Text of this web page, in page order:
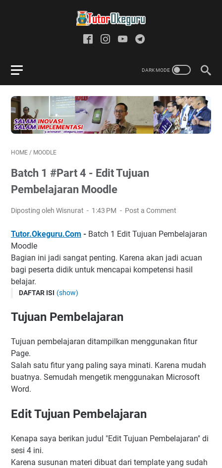
HOME / MOODLE
Batch 1 #Part 4 - Edit Tujuan
Pembelajaran Moodle
Diposting oleh Wisnurat 1:43 PM Post a Comment
Tutor.Okeguru.Com - Batch 1 Edit Tujuan Pembelajaran
Moodle
Bagian ini jadi sangat penting. Karena akan jadi acuan
bagi peserta didik untuk mencapai kompetensi hasil
belajar.
DAFTAR ISI (show)
Edit Tujuan Pembelajaran
Tujuan Pembelajaran
Tujuan pembelajaran ditampilkan menggunakan fitur
Page.
Salah satu fitur yang paling saya minati. Karena mudah
buatnya. Semudah mengetik menggunakan Microsoft
Word.
Edit Tujuan Pembelajaran
Kenapa saya berikan judul "Edit Tujuan Pembelajaran" di
sesi 4 ini.
Karena susunan materi dibuat dari template yang sudah